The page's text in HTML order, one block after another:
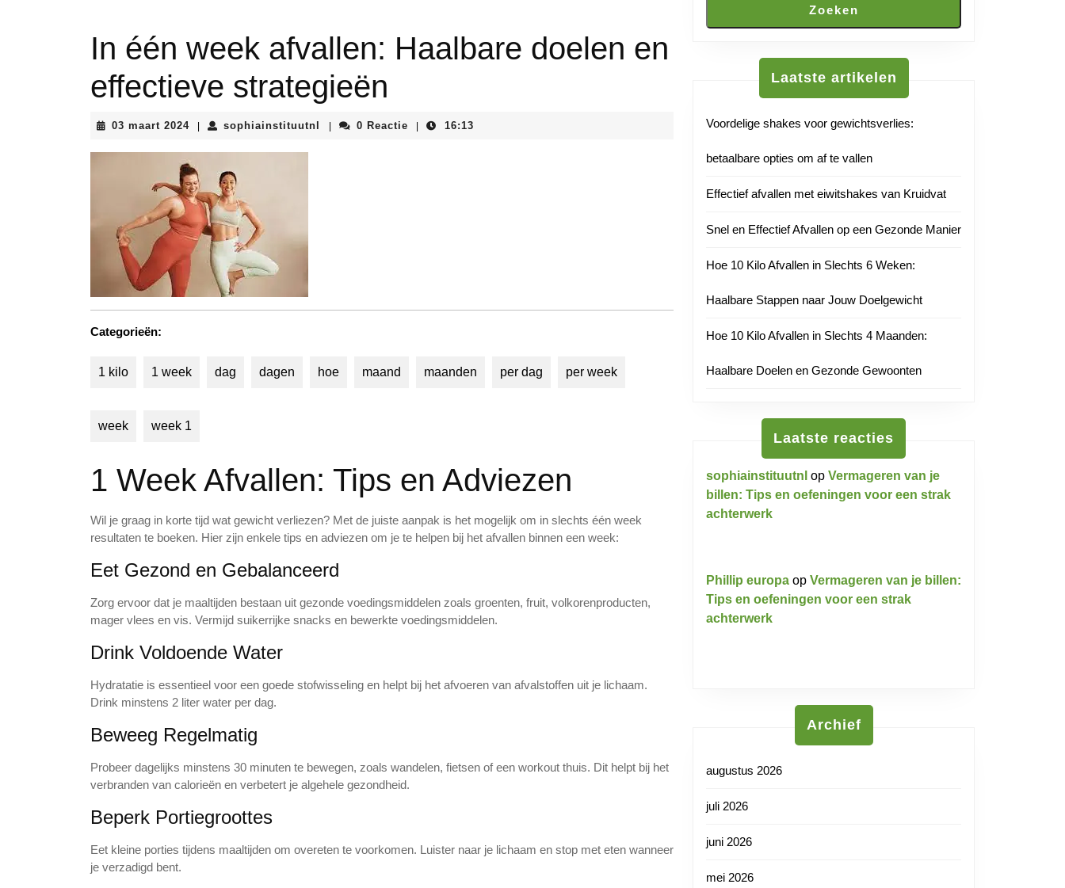
In één week afvallen: Haalbare doelen en
effectieve strategieën
03 maart 202403
2024
sophiainstituutnl sophiainstituutnl
0 Reactie 16:13
Categorieën:
1 kilo 1 week dag dagen hoe maand maanden per dag per week
week week 1
1 Week Afvallen: Tips en Adviezen
Wil je graag in korte tijd wat gewicht verliezen? Met de juiste aanpak is het mogelijk om in slechts één week
resultaten te boeken. Hier zijn enkele tips en adviezen om je te helpen bij het afvallen binnen een week:
Eet Gezond en Gebalanceerd
Zorg ervoor dat je maaltijden bestaan uit gezonde voedingsmiddelen zoals groenten, fruit, volkorenproducten,
mager vlees en vis. Vermijd suikerrijke snacks en bewerkte voedingsmiddelen.
Drink Voldoende Water
Hydratatie is essentieel voor een goede stofwisseling en helpt bij het afvoeren van afvalstoffen uit je lichaam.
Drink minstens 2 liter water per dag.
Beweeg Regelmatig
Probeer dagelijks minstens 30 minuten te bewegen, zoals wandelen, fietsen of een workout thuis. Dit helpt bij het
verbranden van calorieën en verbetert je algehele gezondheid.
Beperk Portiegroottes
Eet kleine porties tijdens maaltijden om overeten te voorkomen. Luister naar je lichaam en stop met eten wanneer
je verzadigd bent.
Zoeken
Laatste artikelen
Voordelige shakes voor gewichtsverlies:
betaalbare opties om af te vallen
Effectief afvallen met eiwitshakes van Kruidvat
Snel en Effectief Afvallen op een Gezonde Manier
Hoe 10 Kilo Afvallen in Slechts 6 Weken:
Haalbare Stappen naar Jouw Doelgewicht
Hoe 10 Kilo Afvallen in Slechts 4 Maanden:
Haalbare Doelen en Gezonde Gewoonten
Laatste reacties
sophiainstituutnl op Vermageren van je
billen: Tips en oefeningen voor een strak
achterwerk
Phillip europa op Vermageren van je billen:
Tips en oefeningen voor een strak
achterwerk
Archief
augustus 2026
juli 2026
juni 2026
mei 2026